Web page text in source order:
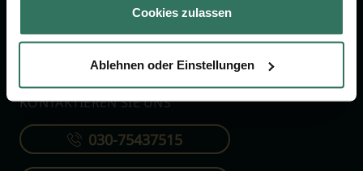
Cookies zulassen
Ablehnen oder Einstellungen
KONTAKTIEREN SIE UNS
030-75437515